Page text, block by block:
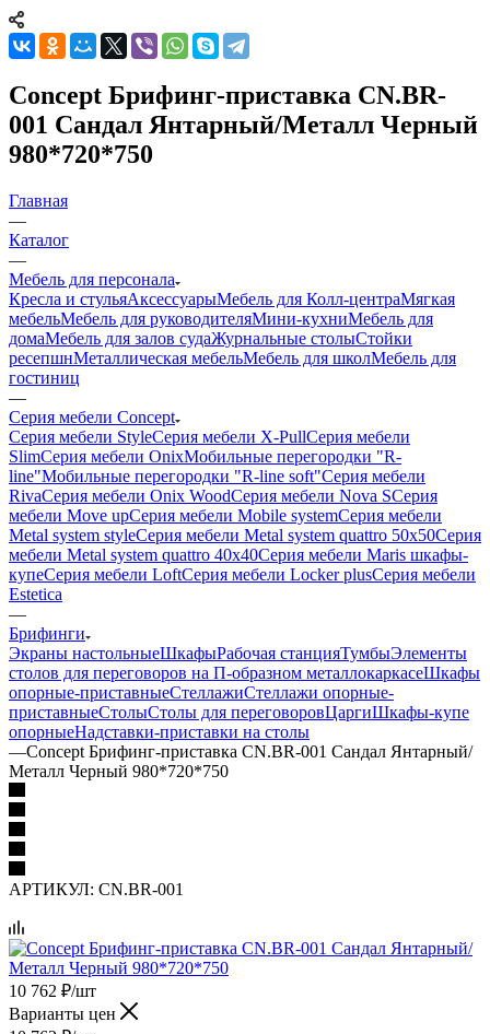
Concept Брифинг-приставка CN.BR-
001 Сандал Янтарный/Металл Черный
980*720*750
Главная
—
Каталог
—
Мебель для персонала
Кресла и стульяАксессуарыМебель для Колл-центраМягкая
мебельМебель для руководителяМини-кухниМебель для
домаМебель для залов судаЖурнальные столыСтойки
ресепшнМеталлическая мебельМебель для школМебель для
гостиниц
—
Серия мебели Concept
Серия мебели StyleСерия мебели X-PullСерия мебели
SlimСерия мебели OnixМобильные перегородки "R-
line"Мобильные перегородки "R-line soft"Серия мебели
RivaСерия мебели Onix WoodСерия мебели Nova SСерия
мебели Move upСерия мебели Mobile systemСерия мебели
Metal system styleСерия мебели Metal system quattro 50x50Серия
мебели Metal system quattro 40x40Серия мебели Maris шкафы-
купеСерия мебели LoftСерия мебели Locker plusСерия мебели
Estetica
—
Брифинги
Экраны настольныеШкафыРабочая станцияТумбыЭлементы
столов для переговоров на П-образном металлокаркасеШкафы
опорные-приставныеСтеллажиСтеллажи опорные-
приставныеСтолыСтолы для переговоровЦаргиШкафы-купе
опорныеНадставки-приставки на столы
—Concept Брифинг-приставка CN.BR-001 Сандал Янтарный/
Металл Черный 980*720*750
АРТИКУЛ: CN.BR-001
10 762 ₽/шт
Варианты цен